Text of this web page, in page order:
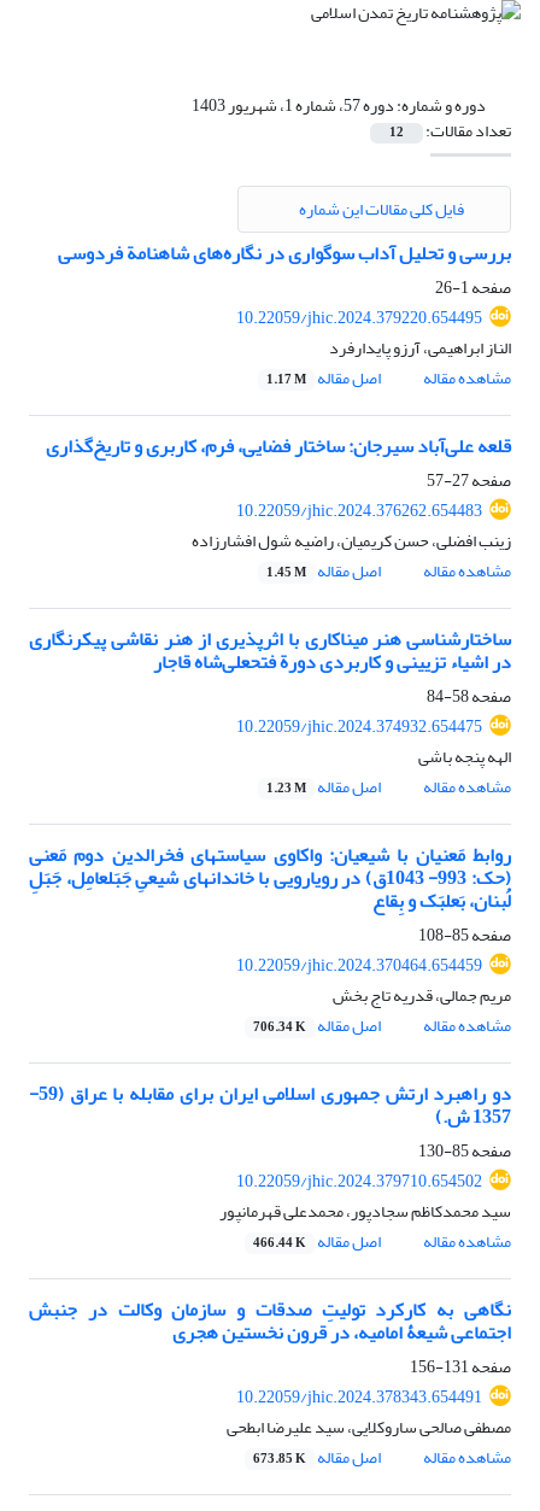
دوره و شماره:دوره 57، شماره 1، شهریور 1403
تعداد مقالات: 12
فایل کلی مقالات این شماره
بررسی و تحلیل آداب سوگواری در نگاره‌های شاهنامة فردوسی
صفحه1-26
10.22059/jhic.2024.379220.654495
الناز ابراهیمی، آرزو پایدارفرد
مشاهده مقاله
اصل مقاله 1.17 M
قلعه علی‌آباد سیرجان: ساختار فضایی، فرم، کاربری و تاریخ‌گذاری
صفحه27-57
10.22059/jhic.2024.376262.654483
زینب افضلی، حسن کریمیان، راضیه شول افشارزاده
مشاهده مقاله
اصل مقاله 1.45 M
ساختارشناسی هنر میناکاری با اثرپذیری از هنر نقاشی پیکرنگاری
در اشیاء تزیینی و کاربردی دورة فتحعلی‌شاه قاجار
صفحه58-84
10.22059/jhic.2024.374932.654475
الهه پنجه باشی
مشاهده مقاله
اصل مقاله 1.23 M
روابط مَعنیان با شیعیان: واکاوی سیاست‏های فخرالدین دوم مَعنی
(حک: 993- 1043ق) در رویارویی با خاندان‏های شیعیِ جَبَل‏عامِل، جَبَلِ
لُبنان، بَعلبَک و بِقاع
صفحه85-108
10.22059/jhic.2024.370464.654459
مریم جمالی، قدریه تاج بخش
مشاهده مقاله
اصل مقاله 706.34 K
دو راهبرد ارتش جمهوری اسلامی ایران برای مقابله با عراق (59-
1357 ش.)
صفحه85-130
10.22059/jhic.2024.379710.654502
سید محمدکاظم سجادپور، محمدعلی قهرمانپور
مشاهده مقاله
اصل مقاله 466.44 K
نگاهی به کارکرد تولیتِ صدقات و سازمان وکالت در جنبش
اجتماعی شیعۀ امامیه، در قرون نخستین هجری
صفحه131-156
10.22059/jhic.2024.378343.654491
مصطفی صالحی ساروکلایی، سید علیرضا ابطحی
مشاهده مقاله
اصل مقاله 673.85 K